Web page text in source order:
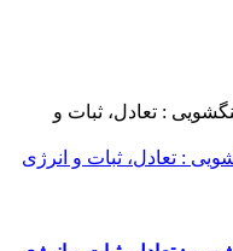
: تعادل، ثبات و انرژی